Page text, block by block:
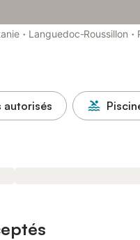
· Languedoc-Roussillon ·
autorisés